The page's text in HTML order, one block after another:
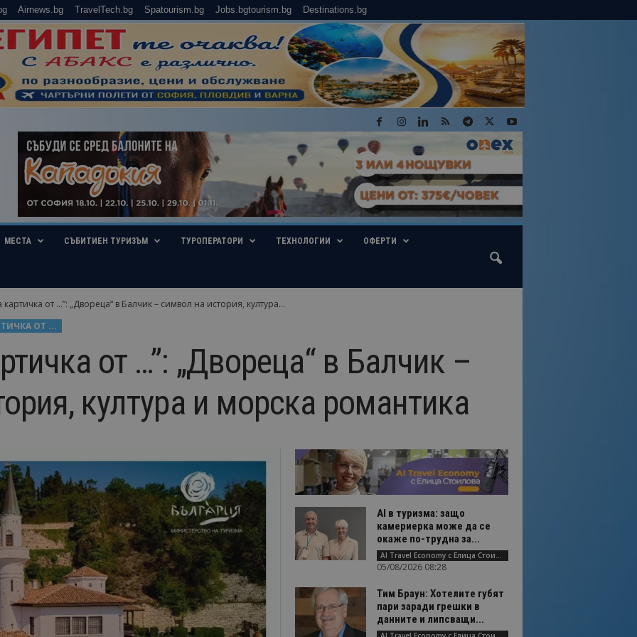
Airnews.bg TravelTech.bg Spatourism.bg Jobs.bgtourism.bg Destinations.bg
МЕСТА СЪБИТИЕН ТУРИЗЪМ ТУРОПЕРАТОРИ ТЕХНОЛОГИИ ОФЕРТИ
от …”: „Двореца“ в Балчик – символ на история, култура...
ОТ ...
от …”: „Двореца“ в Балчик –
култура и морска романтика
AI в туризма: защо
камериерка може да се
окаже по-трудна за...
AI Travel Economy с Елица Стоилова
05/08/2026 08:28
Тим Браун: Хотелите губят
пари заради грешки в
данните и липсващи...